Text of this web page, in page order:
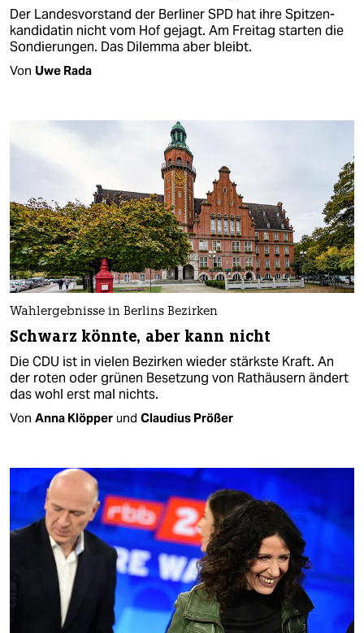
Der Landesvorstand der Berliner SPD hat ihre Spitzen­
kandidatin nicht vom Hof gejagt. Am Freitag starten die
Sondierungen. Das Dilemma aber bleibt.
Von Uwe Rada
Wahlergebnisse in Berlins Bezirken
Schwarz könnte, aber kann nicht
Die CDU ist in vielen Bezirken wieder stärkste Kraft. An
der roten oder grünen Besetzung von Rat­häusern ändert
das wohl erst mal nichts.
Von Anna Klöpper und Claudius Prößer